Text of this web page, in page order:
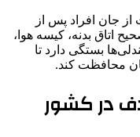
جان افراد پس از
اتاق بدنه، کیسه هوا،
بستگی دارد تا
محافظت کند.
در کشور